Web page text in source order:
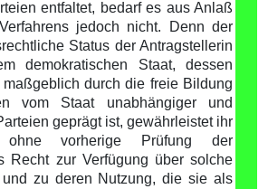
entfaltet, bedarf es aus Anlaß
jedoch nicht. Denn der
Status der Antragstellerin
demokratischen Staat, dessen
durch die freie Bildung
vom Staat unabhängiger und
geprägt ist, gewährleistet ihr
ohne vorherige Prüfung der
Recht zur Verfügung über solche
und zu deren Nutzung, die sie als